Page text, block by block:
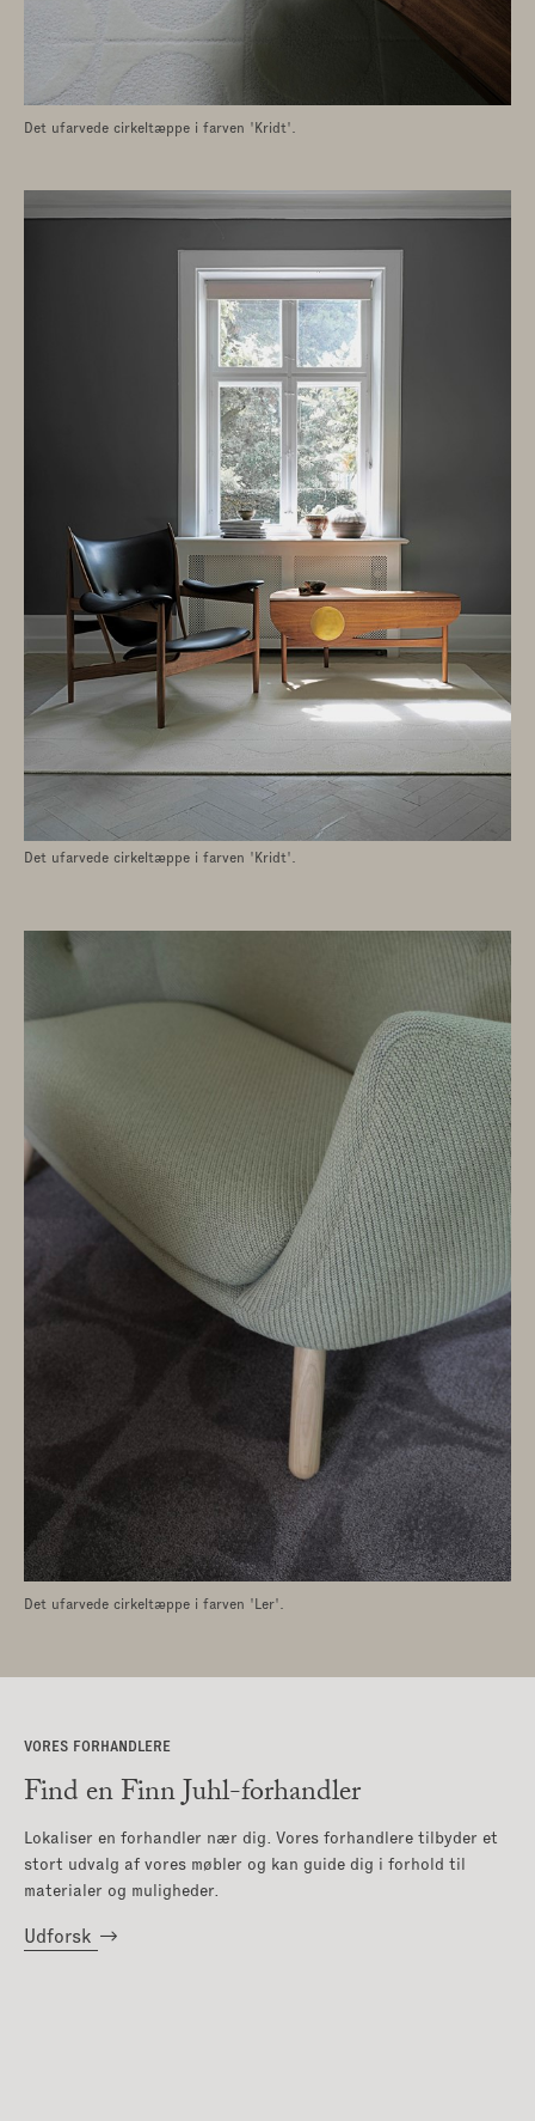
GÅ TIL KATEGORIER
Bænke|Fodskamler|
Hylder og opbevaring
Lænestole
Skriveborde
Sofaborde|Sofaer
Spiseborde|Stole
Tæpper|
Det ufarvede cirkeltæppe i farven 'Kridt'.
Det ufarvede cirkeltæppe i farven 'Kridt'.
Det ufarvede cirkeltæppe i farven 'Ler'.
VORES FORHANDLERE
Find en Finn Juhl-forhandler
Lokaliser en forhandler nær dig. Vores forhandlere tilbyder et
stort udvalg af vores møbler og kan guide dig i forhold til
materialer og muligheder.
Udforsk